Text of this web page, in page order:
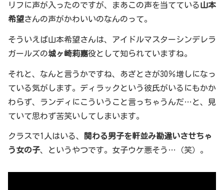
リフに声が入ったのですが、まあこの声を当てている山本
希望さんの声がかわいいのなんのって。
そういえば山本希望さんは、アイドルマスターシンデレラ
ガールズの城ヶ崎莉嘉役として知られていますね。
それと、なんと言うかですね、あざとさが30％増しになっ
ている気がします。ディラックという彼氏がいるにもかか
わらず、ランディにこういうこと言っちゃうんだ…と、見
ていて思わず苦笑いしてしまいます。
クラスで1人はいる、
関わる男子を軒並み勘違いさせちゃ
う女の子、というやつです。女子ウケ悪そう…（笑）。